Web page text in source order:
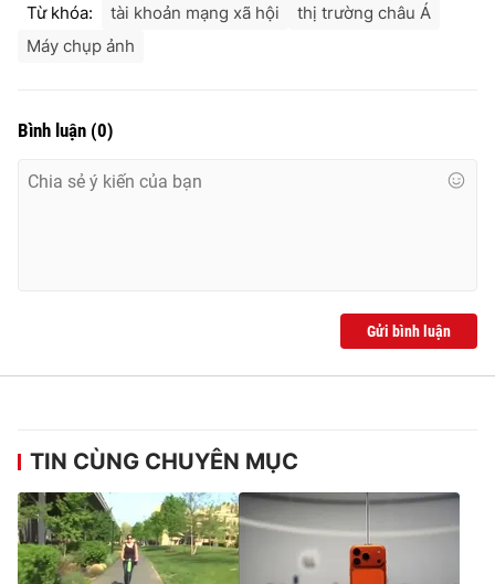
Từ khóa: tài khoản mạng xã hội
thị trường châu Á
Máy chụp ảnh
Bình luận (0)
Gửi bình luận
TIN CÙNG CHUYÊN MỤC